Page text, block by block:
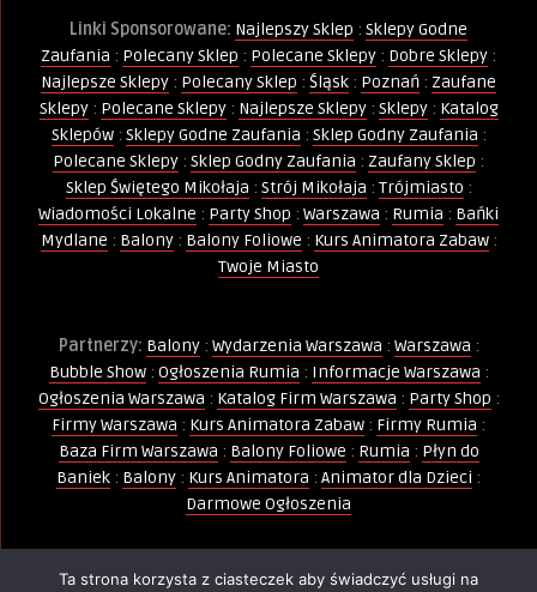
Linki Sponsorowane: Najlepszy Sklep : Sklepy Godne
Zaufania : Polecany Sklep : Polecane Sklepy : Dobre Sklepy :
Najlepsze Sklepy : Polecany Sklep : Śląsk : Poznań : Zaufane
Sklepy: Polecane Sklepy: Najlepsze Sklepy: Sklepy: Katalog
Sklepów: Sklepy Godne Zaufania : Sklep Godny Zaufania :
Polecane Sklepy : Sklep Godny Zaufania : Zaufany Sklep :
Sklep Świętego Mikołaja : Strój Mikołaja : Trójmiasto :
Wiadomości Lokalne : Party Shop : Warszawa : Rumia : Bańki
Mydlane : Balony: Balony Foliowe : Kurs Animatora Zabaw:
Twoje Miasto
Partnerzy: Balony: Wydarzenia Warszawa : Warszawa :
Bubble Show: Ogłoszenia Rumia : Informacje Warszawa :
Ogłoszenia Warszawa : Katalog Firm Warszawa : Party Shop :
Firmy Warszawa : Kurs Animatora Zabaw : Firmy Rumia :
Baza Firm Warszawa : Balony Foliowe : Rumia : Płyn do
Baniek : Balony : Kurs Animatora : Animator dla Dzieci :
Darmowe Ogłoszenia
Wszelkie Prawa Zastrzeżone - Kopiowanie, powielanie i
Ta strona korzysta z ciasteczek aby świadczyć usługi na